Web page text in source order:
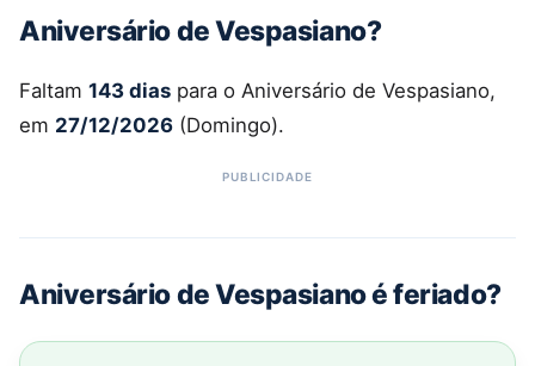
Aniversário de Vespasiano?
Faltam 143 dias para o Aniversário de Vespasiano,
em 27/12/2026 (Domingo).
Aniversário de Vespasiano é feriado?